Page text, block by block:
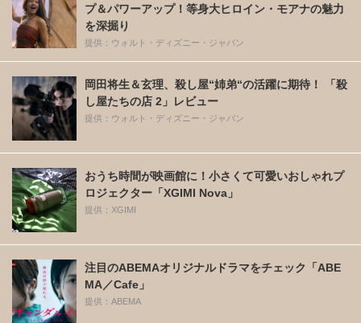
プ＆パワーアップ！等身大ヒロイン・モアナの魅力
を深掘り
提供：ウォルト・ディズニー・ジャパン
岡田将生＆玄理、殺し屋“姉弟“の活躍に期待！ 「殺
し屋たちの店 2」レビュー
提供：ウォルト・ディズニー・ジャパン
おうち時間が映画館に！小さくて可愛いおしゃれプ
ロジェクター「XGIMI Nova」
提供：XGIMI
注目のABEMAオリジナルドラマをチェック「ABE
MA／Cafe」
提供：ABEMA